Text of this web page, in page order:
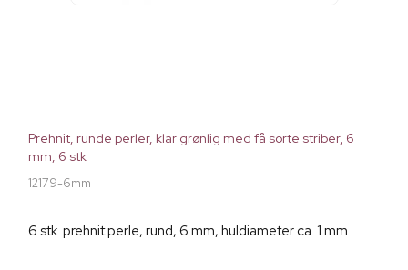
Prehnit, runde perler, klar grønlig med få sorte striber, 6
mm, 6 stk
12179-6mm
6 stk. prehnit perle, rund, 6 mm, huldiameter ca. 1 mm.